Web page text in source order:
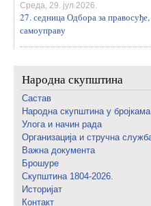
Среда, 29. јул 2026.
27. седница Одбора за
самоуправу
Народна скупштина
Састав
Народна скупштина у бројкама
Улога и начин рада
Организација и стручна
Важна документа
Брошуре
Скупштина 1804-2026.
Историјат
Контакт